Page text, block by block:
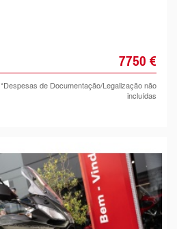
7750 €
*Despesas de Documentação/Legalização não
incluídas